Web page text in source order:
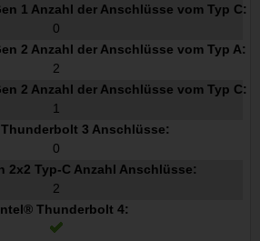
1 Anzahl der Anschlüsse vom Typ C:
0
2 Anzahl der Anschlüsse vom Typ A:
2
2 Anzahl der Anschlüsse vom Typ C:
1
3 Anschlüsse:
0
2x2 Typ-C Anzahl Anschlüsse:
2
Thunderbolt 4: